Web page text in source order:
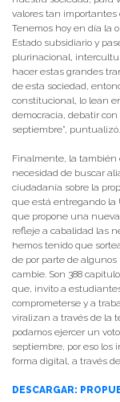
valores tan importantes
Tenemos hoy en día la
Estado subsidiario y
plurinacional,
hacer estas grandes
de esta sociedad,
constitucional, lo lean
democracia, debatir
septiembre”, puntualizó.
Finalmente, la también
necesidad de buscar
ciudadanía sobre la
que está entregando la
que propone una
refleje a cabalidad las
hemos tenido que
de por parte de
cambie. Son 388
que, invito a
comprometerse y a
viralizan a través de la
podamos ejercer un
septiembre, por eso los
forma digital, a través
DESCARGAR: